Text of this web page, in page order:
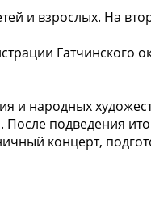
и взрослых. На
Гатчинского
и народных
После подведения
концерт,